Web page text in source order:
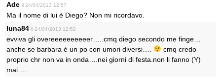
Ade il 24/04/2013 12:57
Ma il nome di lui è Diego? Non mi ricordavo.
luna84 il 24/04/2013 12:52
evviva gli overeeeeeeeeeer…..cmq diego secondo me finge…
anche se barbara è un po con umori diversi….
cmq credo
proprio chr non va in onda….nei giorni di festa.non li fanno (Y)
mai….